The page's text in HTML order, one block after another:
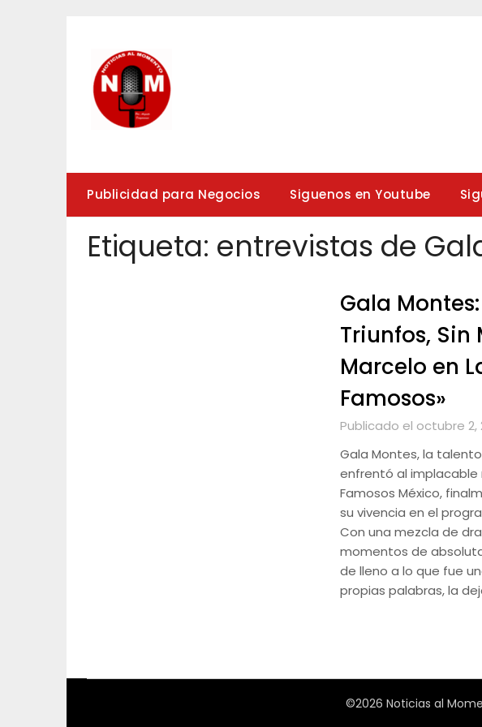
Publicidad para Negocios Siguenos en Youtube
Etiqueta: entrevistas de
Gala
Triunfos,
Marcelo en
Famosos»
Publicado el octubre 2,
Gala Montes, la
enfrentó al implacable
Famosos México,
su vivencia en el
Con una mezcla de
momentos de
de lleno a lo que fue
propias palabras, la
©2026 Noticias al